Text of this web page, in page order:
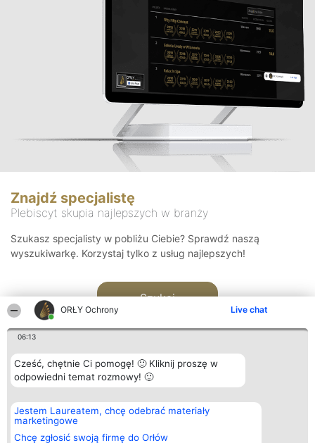
ORŁY Ochrony Live chat
06:13
Cześć, chętnie Ci pomogę! 🙂 Kliknij proszę w
odpowiedni temat rozmowy! 🙂
Jestem Laureatem, chcę odebrać materiały
marketingowe
Chcę zgłosić swoją firmę do Orłów
Znajdź specjalistę
Plebiscyt skupia najlepszych w branży
Szukasz specjalisty w pobliżu Ciebie? Sprawdź naszą
wyszukiwarkę. Korzystaj tylko z usług najlepszych!
Szukaj
Organizator plebiscytu
Bright Side Solutions sp. z o.
o. sp. k.
ul. Ruska 22
Plebiscyt
Laureaci
wszystkich
Kontakt
Kontakt